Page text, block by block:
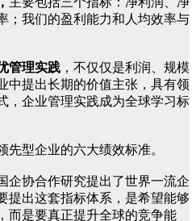
；我们的盈利能力和人均效率与
管理实践 ，不仅仅是利润、规模
中提出长期的价值主张，具有领
，企业管理实践成为全球学习标
先型企业的六大绩效标准。
企协合作研究提出了世界一流企
提出这套指标体系，是希望能够
而是要真正提升全球的竞争能